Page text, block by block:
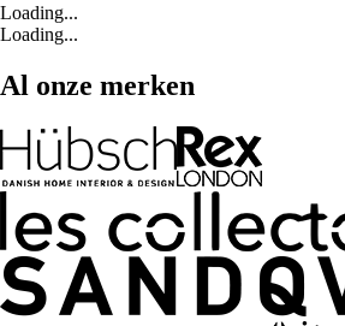
Loading...
Loading...
Al onze merken